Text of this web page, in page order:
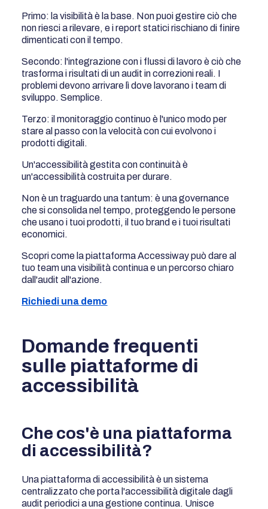
Primo: la visibilità è la base. Non puoi gestire ciò che
non riesci a rilevare, e i report statici rischiano di finire
dimenticati con il tempo.
Secondo: l'integrazione con i flussi di lavoro è ciò che
trasforma i risultati di un audit in correzioni reali. I
problemi devono arrivare lì dove lavorano i team di
sviluppo. Semplice.
Terzo: il monitoraggio continuo è l'unico modo per
stare al passo con la velocità con cui evolvono i
prodotti digitali.
Un'accessibilità gestita con continuità è
un'accessibilità costruita per durare.
Non è un traguardo una tantum: è una governance
che si consolida nel tempo, proteggendo le persone
che usano i tuoi prodotti, il tuo brand e i tuoi risultati
economici.
Scopri come la piattaforma Accessiway può dare al
tuo team una visibilità continua e un percorso chiaro
dall'audit all'azione.
Richiedi una demo
Domande frequenti
sulle piattaforme di
accessibilità
Che cos'è una piattaforma
di accessibilità?
Una piattaforma di accessibilità è un sistema
centralizzato che porta l'accessibilità digitale dagli
audit periodici a una gestione continua. Unisce